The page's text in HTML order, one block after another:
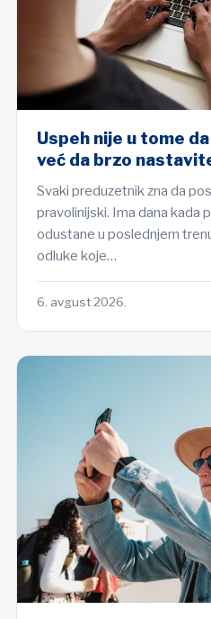
Uspeh nije u tome
već da brzo
Svaki preduzetnik zna da
pravolinijski. Ima dana kada
odustane u poslednjem
odluke koje…
6. avgust 2026.